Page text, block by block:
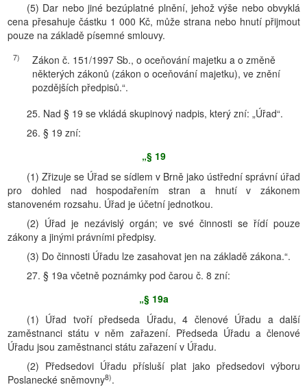
(5) Dar nebo jiné bezúplatné plnění, jehož výše nebo obvyklá
cena přesahuje částku 1 000 Kč, může strana nebo hnutí přijmout
pouze na základě písemné smlouvy.
7)
Zákon č. 151/1997 Sb., o oceňování majetku a o změně
některých zákonů (zákon o oceňování majetku), ve znění
pozdějších předpisů.“.
25. Nad § 19 se vkládá skupinový nadpis, který zní: „Úřad“.
26. § 19 zní:
„§ 19
(1) Zřizuje se Úřad se sídlem v Brně jako ústřední správní úřad
pro dohled nad hospodařením stran a hnutí v zákonem
stanoveném rozsahu. Úřad je účetní jednotkou.
(2) Úřad je nezávislý orgán; ve své činnosti se řídí pouze
zákony a jinými právními předpisy.
(3) Do činnosti Úřadu lze zasahovat jen na základě zákona.“.
27. § 19a včetně poznámky pod čarou č. 8 zní:
„§ 19a
(1) Úřad tvoří předseda Úřadu, 4 členové Úřadu a další
zaměstnanci státu v něm zařazení. Předseda Úřadu a členové
Úřadu jsou zaměstnanci státu zařazení v Úřadu.
(2) Předsedovi Úřadu přísluší plat jako předsedovi výboru
Poslanecké sněmovny8).